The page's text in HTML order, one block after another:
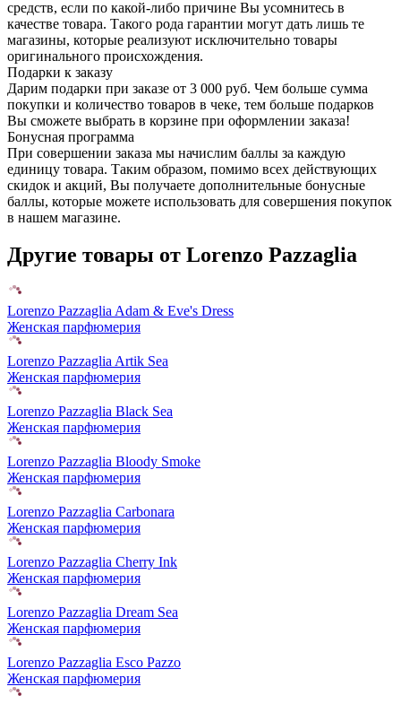
средств, если по какой-либо причине Вы усомнитесь в
качестве товара. Такого рода гарантии могут дать лишь те
магазины, которые реализуют исключительно товары
оригинального происхождения.
Подарки к заказу
Дарим подарки при заказе от 3 000 руб. Чем больше сумма
покупки и количество товаров в чеке, тем больше подарков
Вы сможете выбрать в корзине при оформлении заказа!
Бонусная программа
При совершении заказа мы начислим баллы за каждую
единицу товара. Таким образом, помимо всех действующих
скидок и акций, Вы получаете дополнительные бонусные
баллы, которые можете использовать для совершения покупок
в нашем магазине.
Другие товары от Lorenzo Pazzaglia
Lorenzo Pazzaglia Adam & Eve's Dress
Женская парфюмерия
Lorenzo Pazzaglia Artik Sea
Женская парфюмерия
Lorenzo Pazzaglia Black Sea
Женская парфюмерия
Lorenzo Pazzaglia Bloody Smoke
Женская парфюмерия
Lorenzo Pazzaglia Carbonara
Женская парфюмерия
Lorenzo Pazzaglia Cherry Ink
Женская парфюмерия
Lorenzo Pazzaglia Dream Sea
Женская парфюмерия
Lorenzo Pazzaglia Esco Pazzo
Женская парфюмерия